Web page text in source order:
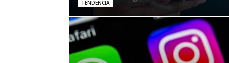
TENDENCIA